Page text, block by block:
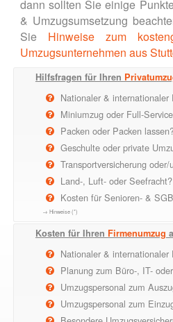
dann sollten Sie einige
& Umzugsumsetzung
Sie Hinweise zum
Umzugsunternehmen aus
Hilfsfragen für Ihren
Nationaler & internationaler
Miniumzug oder Full-
Packen oder Packen
Geschulte oder private
Transportversicherung
Land-, Luft- oder Seefracht?
Kosten für Senioren- &
→ Hinweise (*)
Kosten für Ihren Firmenumzug
Nationaler & internationaler
Planung zum Büro-, IT-
Umzugspersonal zum
Umzugspersonal zum